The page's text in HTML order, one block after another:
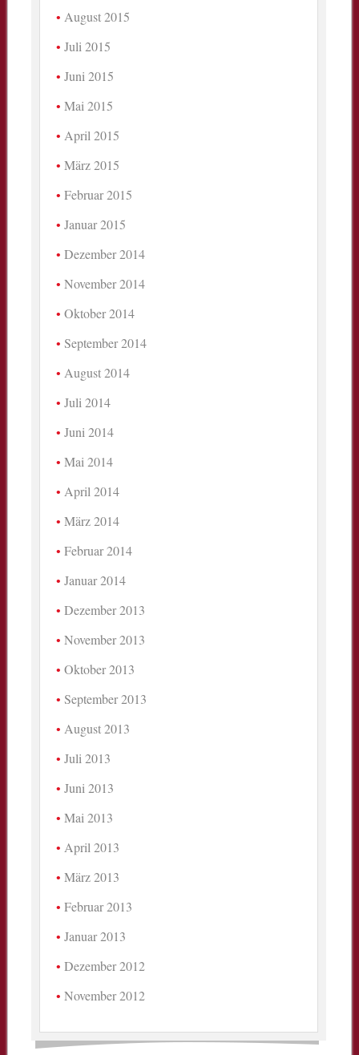
August 2015
Juli 2015
Juni 2015
Mai 2015
April 2015
März 2015
Februar 2015
Januar 2015
Dezember 2014
November 2014
Oktober 2014
September 2014
August 2014
Juli 2014
Juni 2014
Mai 2014
April 2014
März 2014
Februar 2014
Januar 2014
Dezember 2013
November 2013
Oktober 2013
September 2013
August 2013
Juli 2013
Juni 2013
Mai 2013
April 2013
März 2013
Februar 2013
Januar 2013
Dezember 2012
November 2012